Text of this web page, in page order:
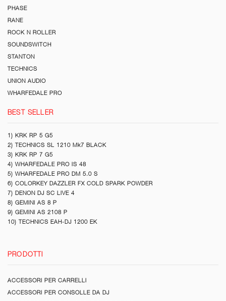
PHASE
RANE
ROCK N ROLLER
SOUNDSWITCH
STANTON
TECHNICS
UNION AUDIO
WHARFEDALE PRO
BEST SELLER
1) KRK RP 5 G5
2) TECHNICS SL 1210 Mk7 BLACK
3) KRK RP 7 G5
4) WHARFEDALE PRO IS 48
5) WHARFEDALE PRO DM 5.0 S
6) COLORKEY DAZZLER FX COLD SPARK POWDER
7) DENON DJ SC LIVE 4
8) GEMINI AS 8 P
9) GEMINI AS 2108 P
10) TECHNICS EAH-DJ 1200 EK
PRODOTTI
ACCESSORI PER CARRELLI
ACCESSORI PER CONSOLLE DA DJ